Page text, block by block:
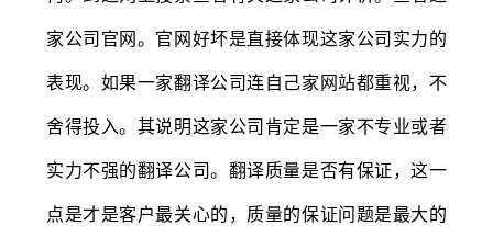
家公司官网。官网好坏是直接体现这家公司实力的
表现。如果一家翻译公司连自己家网站都重视，不
舍得投入。其说明这家公司肯定是一家不专业或者
实力不强的翻译公司。翻译质量是否有保证，这一
点是才是客户最关心的，质量的保证问题是最大的